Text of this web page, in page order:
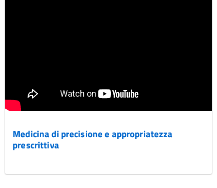
Medicina di precisione e appropriatezza
prescrittiva